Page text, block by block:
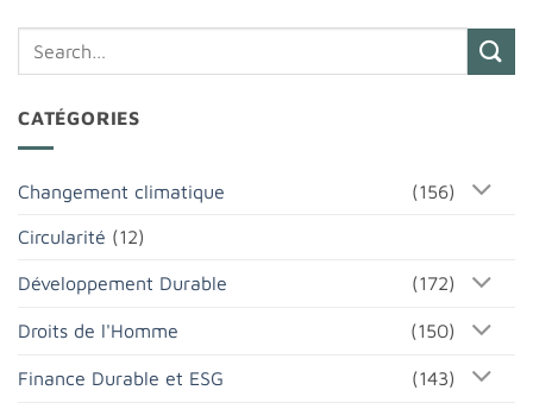
CATÉGORIES
Changement climatique (156)
Circularité (12)
Développement Durable (172)
Droits de l'Homme (150)
Finance Durable et ESG (143)